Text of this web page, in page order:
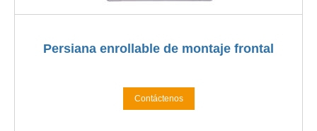
Persiana enrollable de montaje frontal
Contáctenos